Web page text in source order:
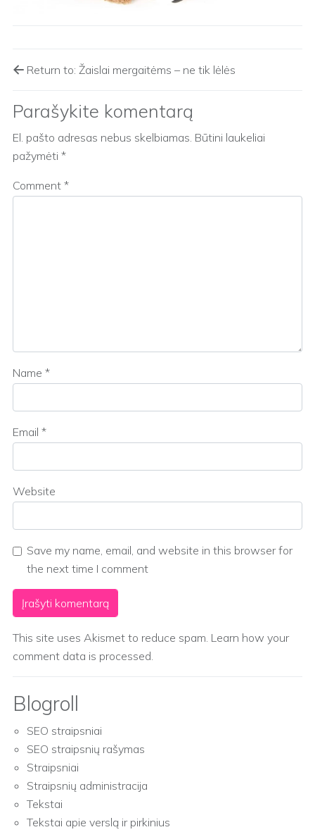
Return to: Žaislai mergaitėms – ne tik lėlės
Parašykite komentarą
El. pašto adresas nebus skelbiamas. Būtini laukeliai
pažymėti *
Comment *
Name *
Email *
Website
Save my name, email, and website in this browser for
the next time I comment
This site uses Akismet to reduce spam. Learn how your
comment data is processed.
Blogroll
SEO straipsniai
SEO straipsnių rašymas
Straipsniai
Straipsnių administracija
Tekstai
Tekstai apie verslą ir pirkinius